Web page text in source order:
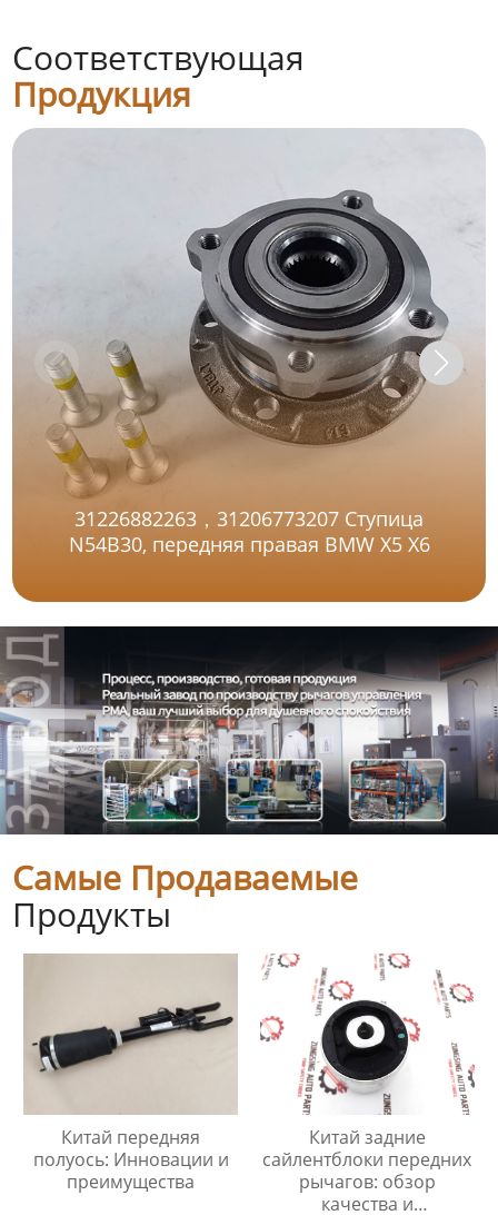
Соответствующая
Продукция
31226882263，31206773207 Ступица
N54B30, передняя правая BMW X5 X6
Самые Продаваемые
Продукты
Китай передняя
полуось: Инновации и
преимущества
Китай задние
сайлентблоки передних
рычагов: обзор
качества и